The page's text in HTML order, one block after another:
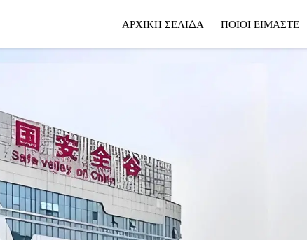
ΑΡΧΙΚΉ ΣΕΛΊΔΑ ΠΟΙΟΙ ΕΊΜΑΣΤΕ